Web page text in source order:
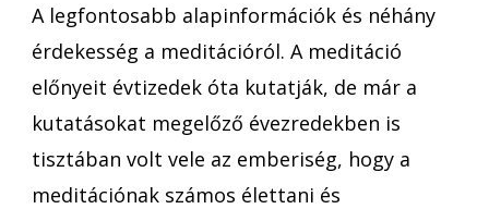
A legfontosabb alapinformációk és néhány
érdekesség a meditációról. A meditáció
előnyeit évtizedek óta kutatják, de már a
kutatásokat megelőző évezredekben is
tisztában volt vele az emberiség, hogy a
meditációnak számos élettani és